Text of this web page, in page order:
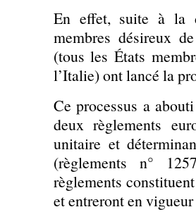
En effet, suite à la
membres désireux
(tous les États
l’Italie) ont lancé la
Ce processus a
deux règlements
unitaire et
(règlements n°
règlements
et entreront en